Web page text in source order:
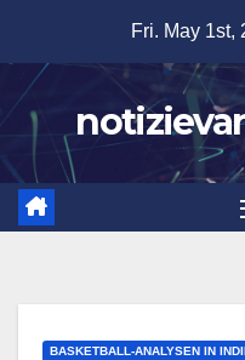
content
Fri. May 1st,
BASKETBALL-ANALYSEN IN